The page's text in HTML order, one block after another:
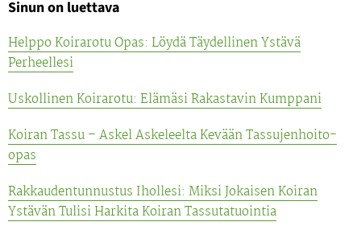
Sinun on luettava
Helppo Koirarotu Opas: Löydä Täydellinen Ystävä
Perheellesi
Uskollinen Koirarotu: Elämäsi Rakastavin Kumppani
Koiran Tassu – Askel Askeleelta Kevään Tassujenhoito-
opas
Rakkaudentunnustus Ihollesi: Miksi Jokaisen Koiran
Ystävän Tulisi Harkita Koiran Tassutatuointia